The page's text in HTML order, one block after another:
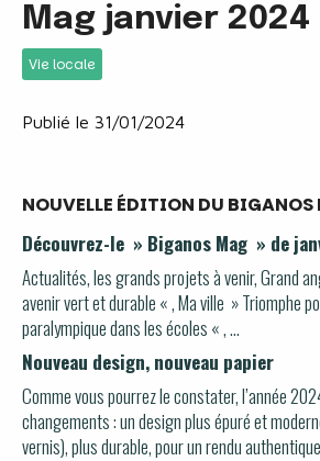
Mag janvier 2024
Vie locale
Publié le 31/01/2024
NOUVELLE ÉDITION DU BIGANOS
Découvrez-le » Biganos Mag » de
Actualités, les grands projets à venir, Grand
avenir vert et durable « , Ma ville » Triomphe
paralympique dans les écoles « , …
Nouveau design, nouveau papier
Comme vous pourrez le constater, l’année
changements : un design plus épuré et
vernis), plus durable, pour un rendu